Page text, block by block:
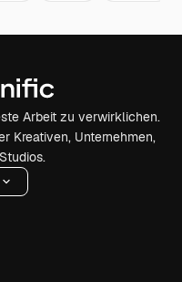
Arbeit zu verwirklichen.
Kreativen, Unternehmen,